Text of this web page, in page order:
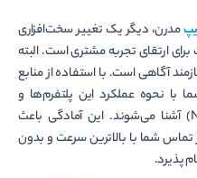
مدرن، دیگر یک تغییر سخت‌افزاری
ارتقای تجربه مشتری است. البته
آگاهی است. با استفاده از منابع
با نحوه عملکرد این پلتفرم‌ها و
قابلیت‌های پردازش زبان طبیعی (NLP) آشنا می‌شوند. این آمادگی باعث
تماس شما با بالاترین سرعت و بدون
پذیرد.